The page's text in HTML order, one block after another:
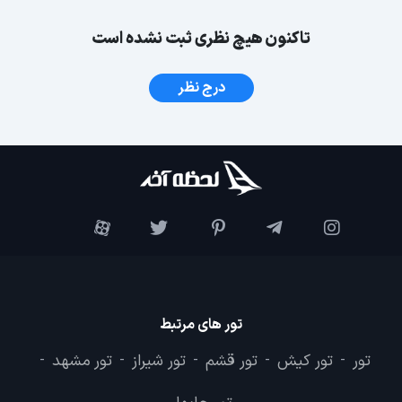
تاکنون هیچ نظری ثبت نشده است
درج نظر
تور های مرتبط
تور - تور کیش - تور قشم - تور شیراز - تور مشهد -